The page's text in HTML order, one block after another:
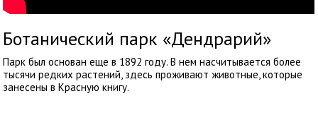
Ботанический парк «Дендрарий»
Парк был основан еще в 1892 году. В нем насчитывается более
тысячи редких растений, здесь проживают животные, которые
занесены в Красную книгу.